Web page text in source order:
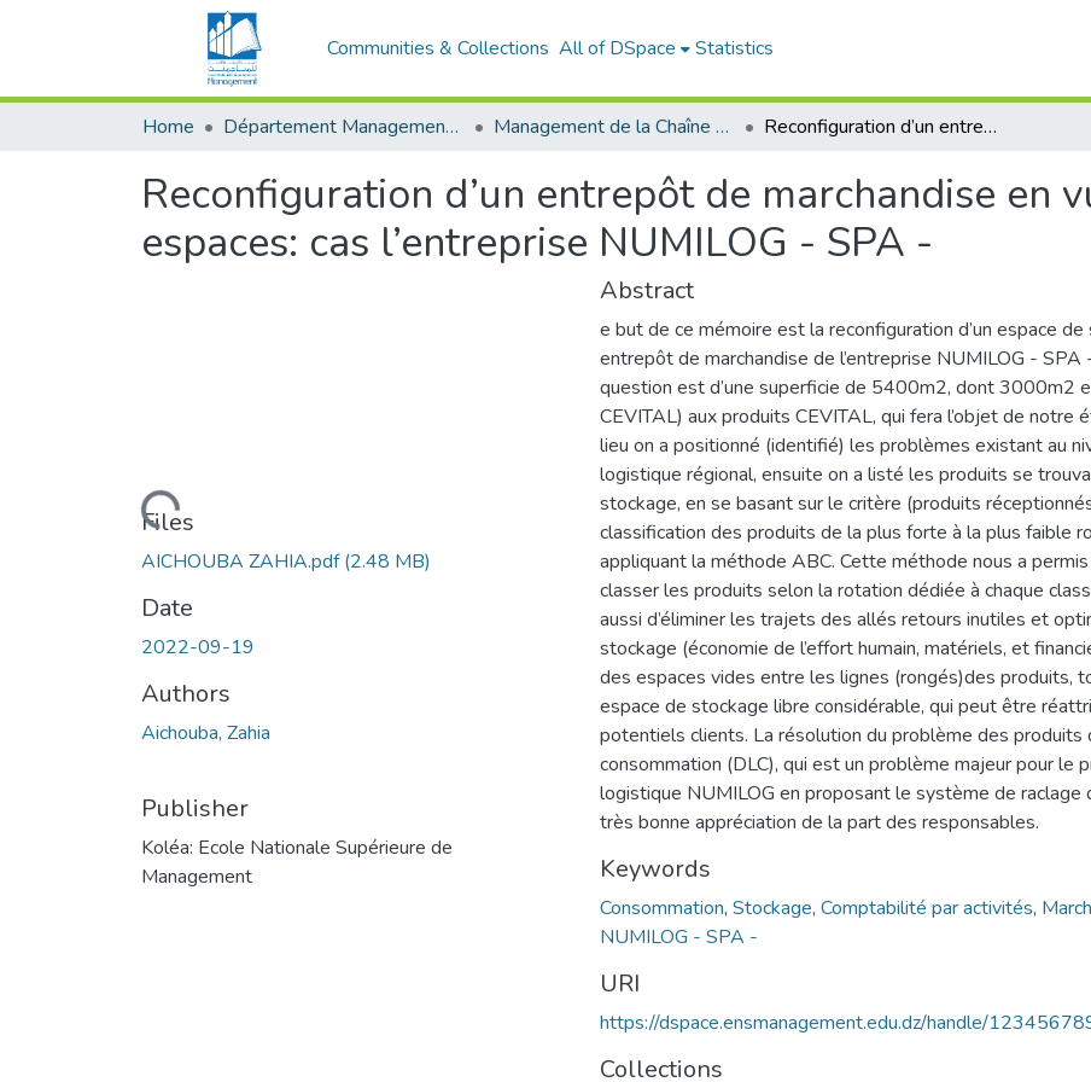
Communities & Collections All of DSpace Statistics
Home Département Management Des Organisations Management de la Chaîne Logistique (MCL) Reconfiguration d’un entrepôt de marchandise en vue de rationaliser les espaces: cas l’entreprise NUMILOG - SPA -
Reconfiguration d’un entrepôt de marchandise en
espaces: cas l’entreprise NUMILOG - SPA -
Loading...
Files
AICHOUBA ZAHIA.pdf(2.48 MB)
Date
2022-09-19
Authors
Aichouba, Zahia
Publisher
Koléa: Ecole Nationale Supérieure de
Management
Abstract
e but de ce mémoire est la reconfiguration d’un espace de
entrepôt de marchandise de l’entreprise NUMILOG - SPA
question est d’une superficie de 5400m2, dont 3000m2
CEVITAL) aux produits CEVITAL, qui fera l’objet de notre
lieu on a positionné (identifié) les problèmes existant au
logistique régional, ensuite on a listé les produits se
stockage, en se basant sur le critère (produits
classification des produits de la plus forte à la plus faible
appliquant la méthode ABC. Cette méthode nous a
classer les produits selon la rotation dédiée à chaque
aussi d’éliminer les trajets des allés retours inutiles et
stockage (économie de l’effort humain, matériels, et
des espaces vides entre les lignes (rongés)des produits,
espace de stockage libre considérable, qui peut être
potentiels clients. La résolution du problème des produits
consommation (DLC), qui est un problème majeur pour le
logistique NUMILOG en proposant le système de raclage
très bonne appréciation de la part des responsables.
Keywords
Consommation, Stockage, Comptabilité par activités,
NUMILOG - SPA -
URI
https://dspace.ensmanagement.edu.dz/handle/
Collections